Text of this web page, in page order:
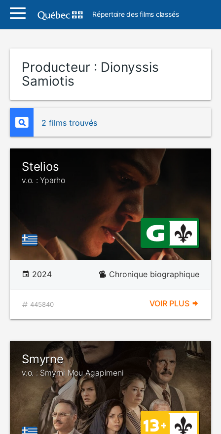
Répertoire des films classés
Producteur : Dionyssis
Samiotis
2 films trouvés
Stelios
v.o. : Yparho
2024 Chronique biographique
445840 VOIR PLUS
Smyrne
v.o. : Smyrni Mou Agapimeni